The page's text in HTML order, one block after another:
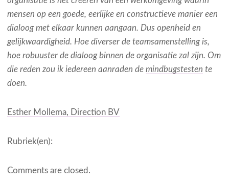
mensen op een goede, eerlijke en constructieve manier een
dialoog met elkaar kunnen aangaan. Dus openheid en
gelijkwaardigheid. Hoe diverser de teamsamenstelling is,
hoe robuuster de dialoog binnen de organisatie zal zijn. Om
die reden zou ik iedereen aanraden de mindbugstesten te
doen.
Esther Mollema, Direction BV
Rubriek(en):
Comments are closed.